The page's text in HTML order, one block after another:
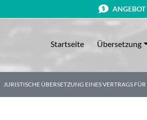
ANGEBOT
Startseite Übersetzung
JURISTISCHE ÜBERSETZUNG EINES VERTRAGS FÜR